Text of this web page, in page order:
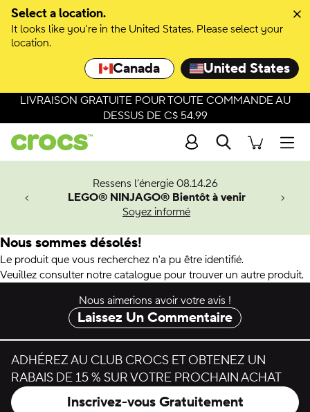
Select a location.
It looks like you're in the United States. Please select your
location.
Canada United States
LIVRAISON GRATUITE POUR TOUTE COMMANDE AU
DESSUS DE C$ 54.99
Recherche
Ressens l’énergie 08.14.26
LEGO® NINJAGO® Bientôt à venir
Soyez informé
Man.
Nous sommes désolés!
Le produit que vous recherchez n'a pu être identifié.
Veuillez consulter notre catalogue pour trouver un autre produit.
Nous aimerions avoir votre avis !
Laissez Un Commentaire
ADHÉREZ AU CLUB CROCS ET OBTENEZ UN
RABAIS DE 15 % SUR VOTRE PROCHAIN ACHAT
Inscrivez-vous Gratuitement